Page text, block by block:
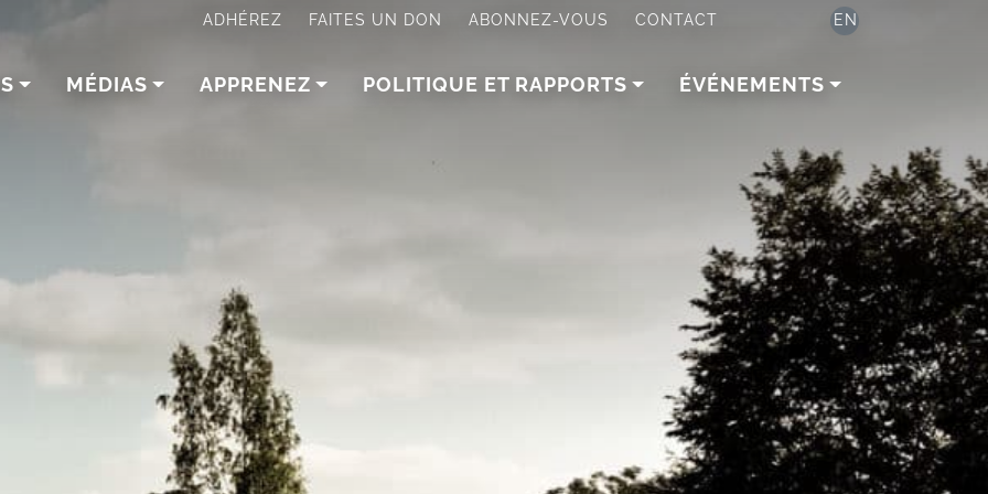
ADHÉREZ FAITES UN DON ABONNEZ-VOUS CONTACT EN
MÉDIAS APPRENEZ POLITIQUE ET RAPPORTS ÉVÉNEMENTS